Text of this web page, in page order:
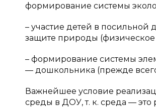
формирование системы
– участие детей в посильной
защите природы (физическое
– формирование системы
— дошкольника (прежде
Важнейшее условие
среды в ДОУ, т. к. среда — это